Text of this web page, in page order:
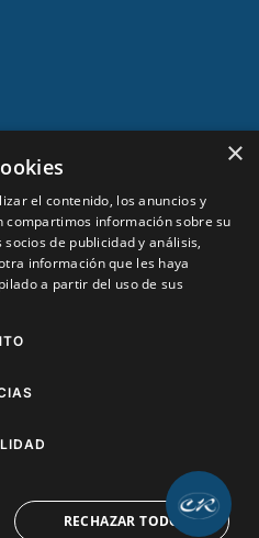
Cita
64 98
los derechos reservados.
Política de
de Privacidad
×
el contenido, los anuncios y
información sobre su
de publicidad y análisis,
información que les haya
a partir del uso de sus
RECHAZAR TODO